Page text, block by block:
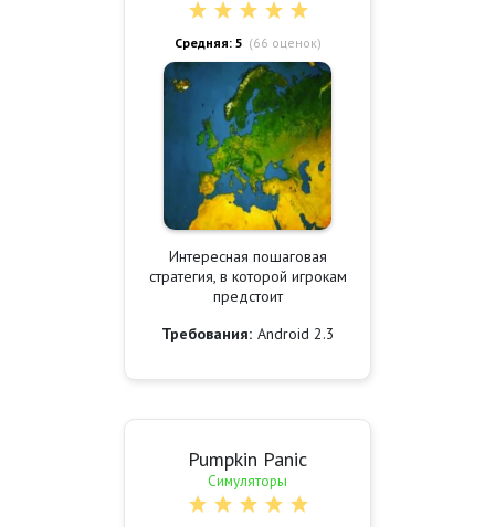
Средняя: 5 (66 оценок)
Интересная пошаговая
стратегия, в которой игрокам
предстоит
Требования: Android 2.3
Pumpkin Panic
Симуляторы